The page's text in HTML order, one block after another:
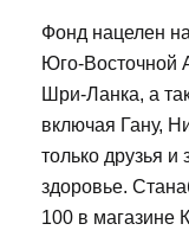
Фонд нацелен
Юго-Восточной
Шри-Ланка, а
включая Гану,
только друзья
здоровье.
100 в магазине